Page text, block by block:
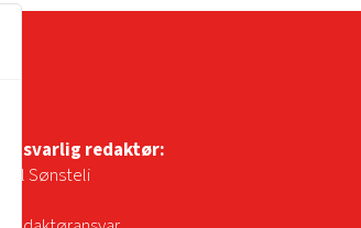
Ansvarlig redaktør:
Pål Sønsteli